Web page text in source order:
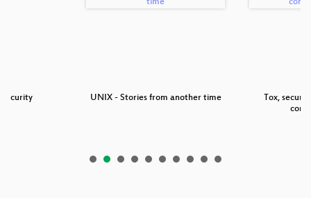
UNIX - Stories from another time
Tox, secure